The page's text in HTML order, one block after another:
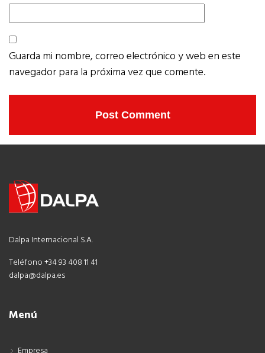
Guarda mi nombre, correo electrónico y web en este
navegador para la próxima vez que comente.
Dalpa Internacional S.A.
Teléfono +34 93 408 11 41
dalpa@dalpa.es
Menú